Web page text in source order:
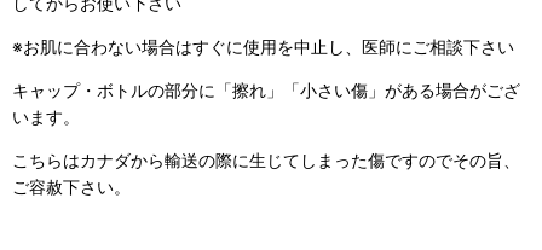
※お肌に合わない場合はすぐに使用を中止し、医師にご相談下さい
キャップ・ボトルの部分に「擦れ」「小さい傷」がある場合がござ
います。
こちらはカナダから輸送の際に生じてしまった傷ですのでその旨、
ご容赦下さい。